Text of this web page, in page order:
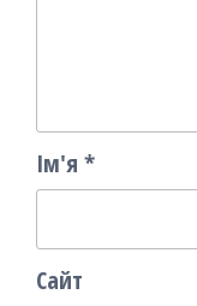
Ім'я *
Сайт